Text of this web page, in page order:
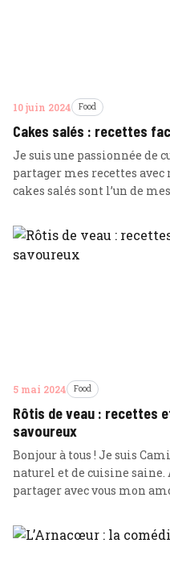
10 juin 2024 Food
Cakes salés : recettes
Je suis une passionnée de
partager mes recettes
cakes salés sont l’un de
Voici quelques-unes des
les cakes salés : Ils sont
5 mai 2024 Food
Rôtis de veau : recettes
savoureux
Bonjour à tous ! Je suis
naturel et de cuisine saine.
partager avec vous mon
alimentation équilibrée. Le
riche en protéines, ce qui …